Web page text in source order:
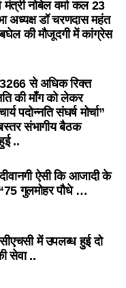
नोबेल वर्मा कल 23
अध्यक्ष डॉ चरणदास महंत
की मौजूदगी में कांग्रेस
3266 से अधिक रिक्त
की माँग को लेकर
पदोन्नति संघर्ष मोर्चा”
संभागीय बैठक
..
ऐसी कि आजादी के
गुलमोहर पौधे …
में उपलब्ध हुई दो
सेवा ..